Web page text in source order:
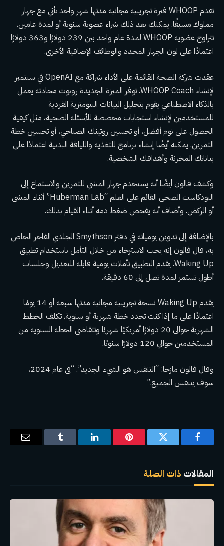
تقدم WHOOP فترة تجريبية مجانية مدتها شهر واحد تأتي مع جهاز
مملوك مسبقًا. يمكنك بعد ذلك شراء عضوية سنوية أو لمدة عامين.
تتراوح عضوية WHOOP لمدة عام واحد بين 239 دولارًا و363 دولارًا
اعتمادًا على لون الجهاز المحدد والوظائف الإضافية الأخرى.
عقدت شركة الصحة القائمة على الأداء شراكة مع OpenAI في سبتمبر
لإنشاء WHOOP Coach. توفر الميزة الجديدة روبوت محادثة يعمل
بالذكاء الاصطناعي يقوم بتحليل البيانات البيومترية الفردية
للمستخدمين لإنشاء استجابات مخصصة للأسئلة الصحية، مثل كيفية
الحصول على نوم أفضل، أو تحسين روتينك الصباحي، أو تحسين خطة
التمرين. يمكنه أيضًا إنشاء برنامج للتغذية واللياقة البدنية اعتمادًا على
بياناتك المخزنة وأهدافك الشخصية.
وكشف فالون أيضًا أنه يستخدم جهاز المشي للتمرين والاستماع إلى
البودكاست الصحي القائم على العلم “Huberman Lab” أثناء المشي
أو الركض. وأضاف أنه يفحص ضغط دمه أثناء القيام بذلك.
بالإضافة إلى تدوين يومياته في دفتر Smythson الجلدي الفاخر الخاص
به، قال فالون إنه يحب الاسترخاء من خلال التأمل باستخدام تطبيق
Waking Up. يقدم التطبيق تأملات يومية قابلة للتعديل وجلسات
أطول تستمر لمدة تصل إلى 60 دقيقة.
يقدم Waking Up نسخة تجريبية مجانية مدتها سبعة أو 14 يومًا
اعتمادًا على ما إذا كنت تحدد خطة شهرية أو سنوية. تكلف الخطط
الشهرية حوالي 20 دولارًا أمريكيًا شهريًا وتتقاضى الخطة السنوية من
المستخدمين حوالي 120 دولارًا سنويًا.
وقال فالون مازحا: “التنفس هو الشيء الجديد”. “في عام 2024،
سوف يتنفس الجميع.”
فيسبوك تويتر بينتيريستلينكدإن Tumblr
البريد
المقالات ذات الصلة